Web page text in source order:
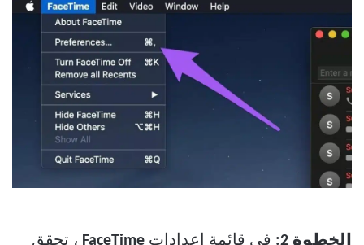
الخطوة 2: في قائمة إعدادات FaceTime ، تحقق